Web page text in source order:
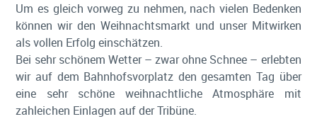
Um es gleich vorweg zu nehmen, nach vielen Bedenken
können wir den Weihnachtsmarkt und unser Mitwirken
als vollen Erfolg einschätzen.
Bei sehr schönem Wetter – zwar ohne Schnee – erlebten
wir auf dem Bahnhofsvorplatz den gesamten Tag über
eine sehr schöne weihnachtliche Atmosphäre mit
zahleichen Einlagen auf der Tribüne.